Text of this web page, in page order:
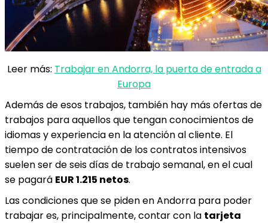
Leer más: Trabajar en Andorra, la puerta de entrada a
Europa
Además de esos trabajos, también hay más ofertas de
trabajos para aquellos que tengan conocimientos de
idiomas y experiencia en la atención al cliente. El
tiempo de contratación de los contratos intensivos
suelen ser de seis días de trabajo semanal, en el cual
se pagará EUR 1.215 netos.
Las condiciones que se piden en Andorra para poder
trabajar es, principalmente, contar con la tarjeta